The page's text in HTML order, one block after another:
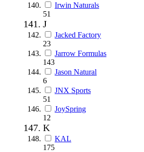
Irwin Naturals
51
J
Jacked Factory
23
Jarrow Formulas
143
Jason Natural
6
JNX Sports
51
JoySpring
12
K
KAL
175